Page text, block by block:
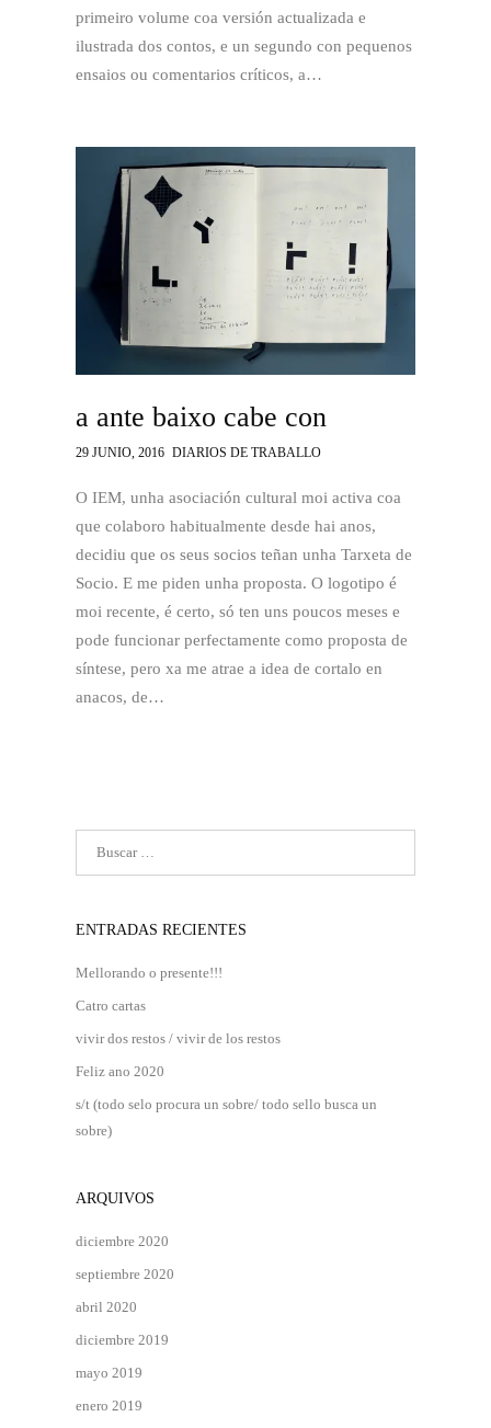
primeiro volume coa versión actualizada e
ilustrada dos contos, e un segundo con pequenos
ensaios ou comentarios críticos, a…
a ante baixo cabe con
29 JUNIO, 2016 DIARIOS DE TRABALLO
O IEM, unha asociación cultural moi activa coa
que colaboro habitualmente desde hai anos,
decidiu que os seus socios teñan unha Tarxeta de
Socio. E me piden unha proposta. O logotipo é
moi recente, é certo, só ten uns poucos meses e
pode funcionar perfectamente como proposta de
síntese, pero xa me atrae a idea de cortalo en
anacos, de…
ENTRADAS RECIENTES
Mellorando o presente!!!
Catro cartas
vivir dos restos / vivir de los restos
Feliz ano 2020
s/t (todo selo procura un sobre/ todo sello busca un
sobre)
ARQUIVOS
diciembre 2020
septiembre 2020
abril 2020
diciembre 2019
mayo 2019
enero 2019